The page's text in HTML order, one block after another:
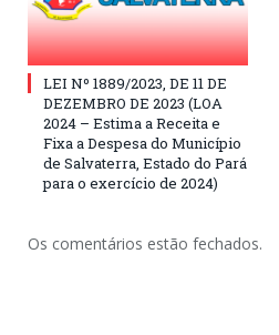
LEI Nº 1889/2023, DE 11 DE
DEZEMBRO DE 2023 (LOA
2024 – Estima a Receita e
Fixa a Despesa do Município
de Salvaterra, Estado do Pará
para o exercício de 2024)
Os comentários estão fechados.